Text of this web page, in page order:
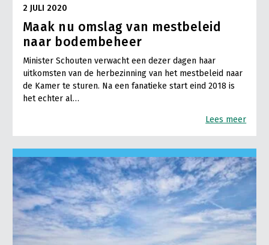
2 JULI 2020
Maak nu omslag van mestbeleid
naar bodembeheer
Minister Schouten verwacht een dezer dagen haar
uitkomsten van de herbezinning van het mestbeleid naar
de Kamer te sturen. Na een fanatieke start eind 2018 is
het echter al…
Lees meer